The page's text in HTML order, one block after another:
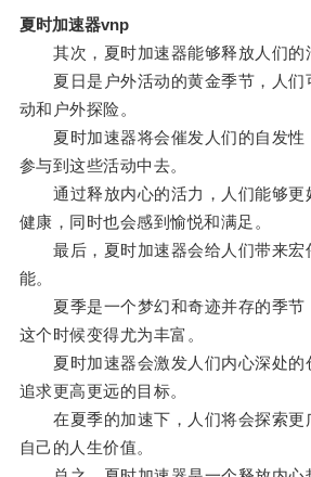
夏时加速器vnp
其次，夏时加速器能够释放人们的
夏日是户外活动的黄金季节，人们
动和户外探险。
夏时加速器将会催发人们的自发性
参与到这些活动中去。
通过释放内心的活力，人们能够更
健康，同时也会感到愉悦和满足。
最后，夏时加速器会给人们带来宏
能。
夏季是一个梦幻和奇迹并存的季节
这个时候变得尤为丰富。
夏时加速器会激发人们内心深处的
追求更高更远的目标。
在夏季的加速下，人们将会探索更
自己的人生价值。